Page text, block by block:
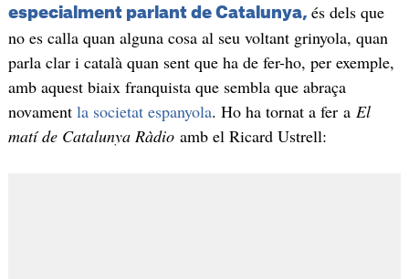
especialment parlant de Catalunya, és dels que
no es calla quan alguna cosa al seu voltant grinyola, quan
parla clar i català quan sent que ha de fer-ho, per exemple,
amb aquest biaix franquista que sembla que abraça
novamentla societat espanyola. Ho ha tornat a fer a El
matí de Catalunya Ràdioamb el Ricard Ustrell: